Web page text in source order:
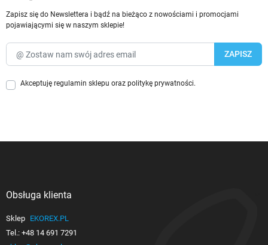
Zapisz się do Newslettera i bądź na bieżąco z nowościami i promocjami
pojawiającymi się w naszym sklepie!
Akceptuję regulamin sklepu oraz politykę prywatności.
Obsługa klienta
Sklep EKOREX.PL
Tel.: +48 14 691 7291